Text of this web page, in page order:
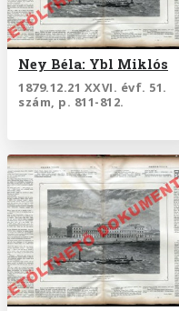
Ney Béla: Ybl Miklós
1879.12.21 XXVI. évf. 51.
szám, p. 811-812.